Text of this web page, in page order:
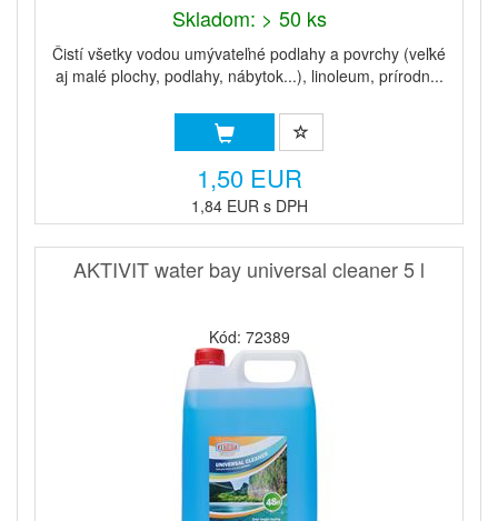
Skladom: > 50 ks
Čistí všetky vodou umývateľné podlahy a povrchy (veľké
aj malé plochy, podlahy, nábytok...), linoleum, prírodn...
1,50 EUR
1,84 EUR s DPH
AKTIVIT water bay universal cleaner 5 l
Kód: 72389